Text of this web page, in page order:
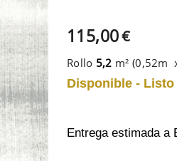
115,00€
Rollo 5,2 m² (0,52m
Disponible -
Entrega estimada a